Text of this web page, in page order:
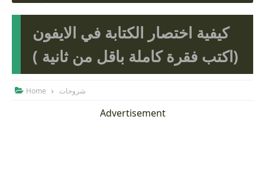
كيفية اختصار الكتابة في الايفون
(اكتب فقرة كاملة باقل من ثانية )
 Home شروحات
Advertisement